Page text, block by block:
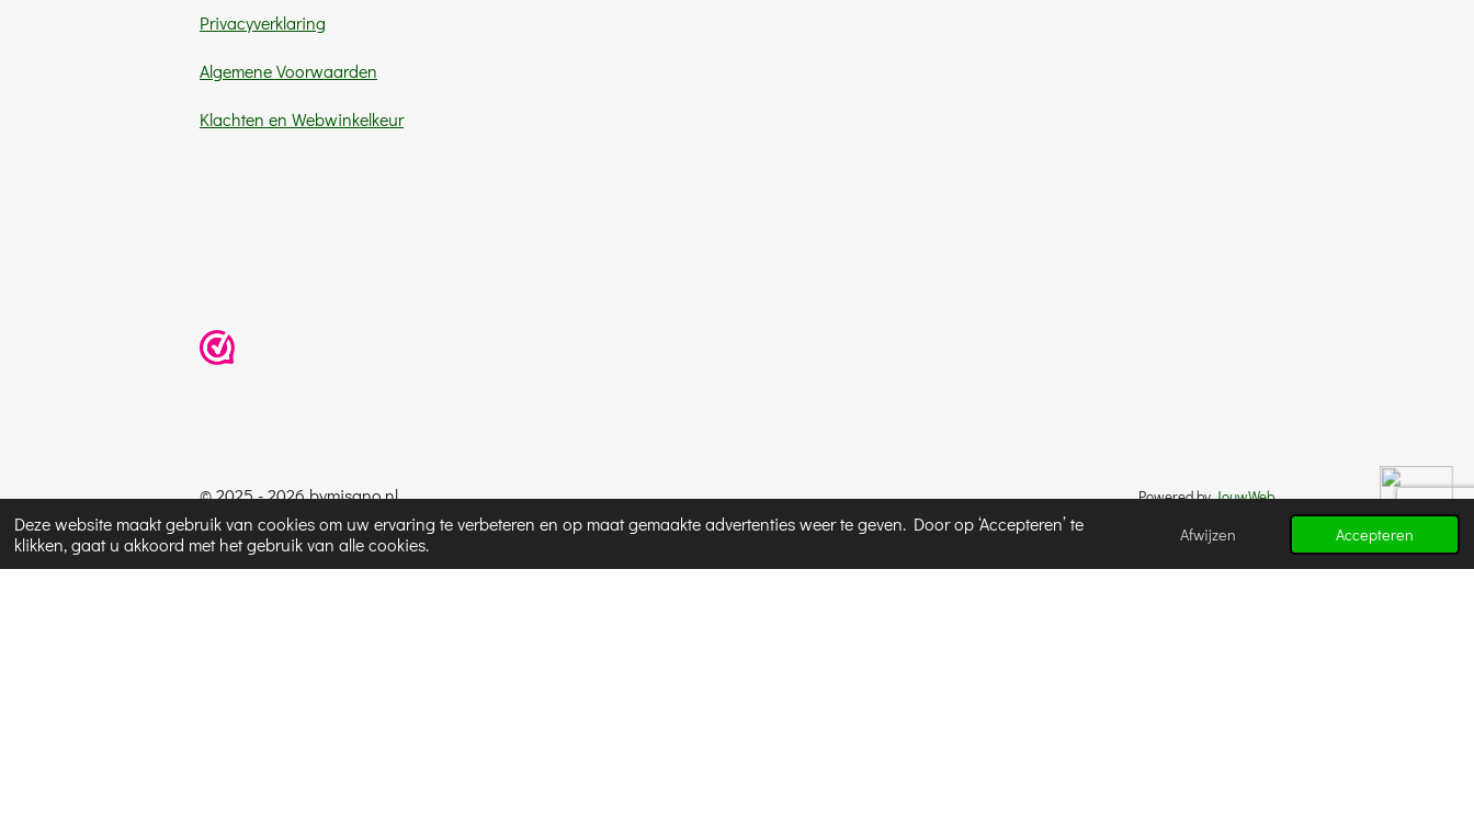
Deze website maakt gebruik van cookies om uw ervaring te verbeteren en op maat gemaakte advertenties weer te geven. Door op ‘Accepteren’ te
klikken, gaat u akkoord met het gebruik van alle cookies.
Afwijzen Accepteren
Privacyverklaring
Algemene Voorwaarden
Klachten en Webwinkelkeur
© 2025 - 2026 bymisano.nl Powered byJouwWeb